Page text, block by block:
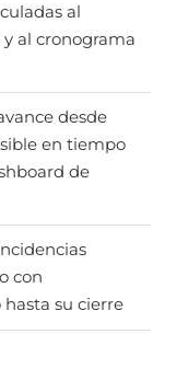
al
al cronograma
desde
en tiempo
de
con
su cierre